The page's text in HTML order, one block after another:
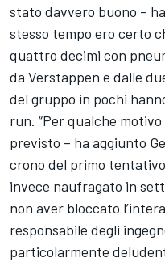
stato davvero buono –
stesso tempo ero certo
quattro decimi con
da Verstappen e dalle
del gruppo in pochi
run. “Per qualche
previsto – ha aggiunto
crono del primo
invece naufragato in
non aver bloccato
responsabile degli
particolarmente